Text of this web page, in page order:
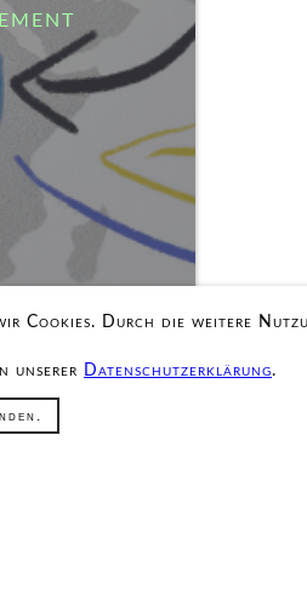
Cookies. Durch die weitere
unserer Datenschutzerklärung.